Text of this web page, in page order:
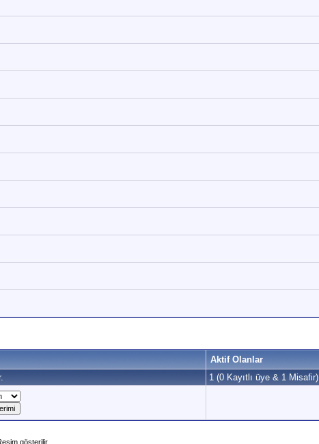
Aktif Olanlar
1 (0 Kayıtlı üye & 1 Misafir)
gösterilir